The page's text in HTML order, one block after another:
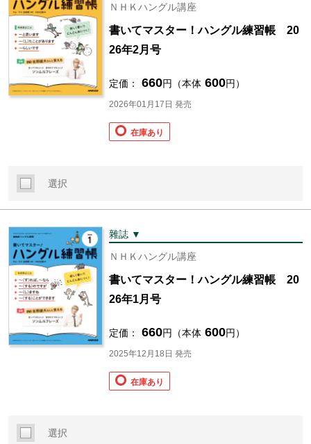
ＮＨＫハングル講座
書いてマスター！ハングル練習帳 20
26年2月号
定価： 660円（本体 600円）
2026年01月17日 発売
在庫あり
選択
雜誌 ▼
ＮＨＫハングル講座
書いてマスター！ハングル練習帳 20
26年1月号
定価： 660円（本体 600円）
2025年12月18日 発売
在庫あり
選択